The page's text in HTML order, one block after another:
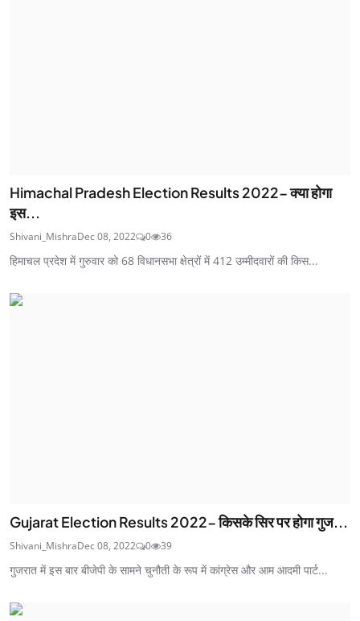
Himachal Pradesh Election Results 2022- क्या होगा
इस...
Shivani_MishraDec 08, 2022 0 36
हिमाचल प्रदेश में गुरुवार को 68 विधानसभा क्षेत्रों में 412 उम्मीदवारों की किस...
Gujarat Election Results 2022- किसके सिर पर होगा गुज...
Shivani_MishraDec 08, 2022 0 39
गुजरात में इस बार बीजेपी के सामने चुनौती के रूप में कांग्रेस और आम आदमी पार्ट...